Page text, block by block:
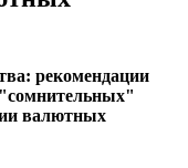
рекомендации
валютных